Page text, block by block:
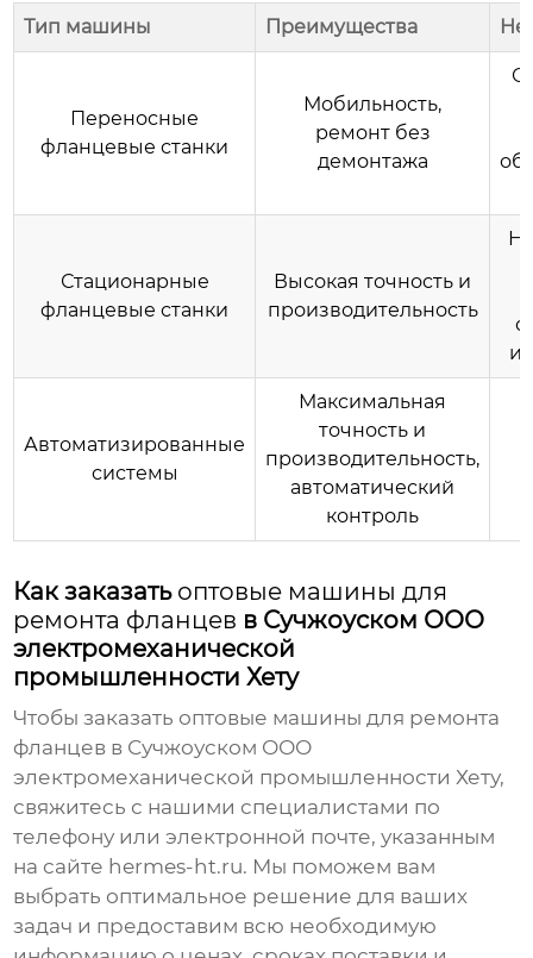
Тип машины Преимущества
Переносные
фланцевые станки
Мобильность,
ремонт без
демонтажа
Стационарные
фланцевые станки
Высокая точность и
производительность
Автоматизированные
системы
Максимальная
точность и
производительность,
автоматический
контроль
Как заказать оптовые машины для
ремонта фланцев в Сучжоуском ООО
электромеханической
промышленности Хету
Чтобы заказать оптовые машины для ремонта
фланцев в Сучжоуском ООО
электромеханической промышленности Хету,
свяжитесь с нашими специалистами по
телефону или электронной почте, указанным
на сайте hermes-ht.ru. Мы поможем вам
выбрать оптимальное решение для ваших
задач и предоставим всю необходимую